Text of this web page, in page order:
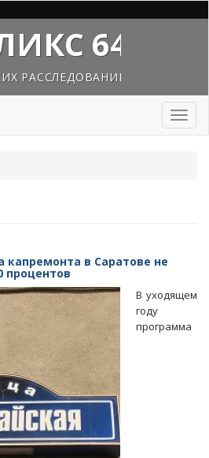
64
РАССЛЕДОВАНИЙ
Toggle
капремонта в Саратове не
процентов
В уходящем
году
программа